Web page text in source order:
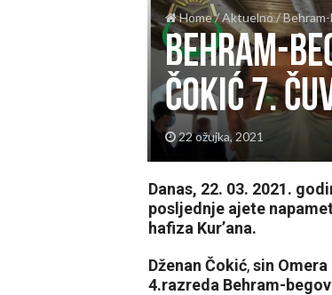
Home/Aktuelno/
Behram-
Čokić 7.
22 ožujka, 2021
Danas, 22. 03. 2021.
posljednje ajete
hafiza Kur’ana.
Dženan Čokić,sin Omera
4.razreda Behram-